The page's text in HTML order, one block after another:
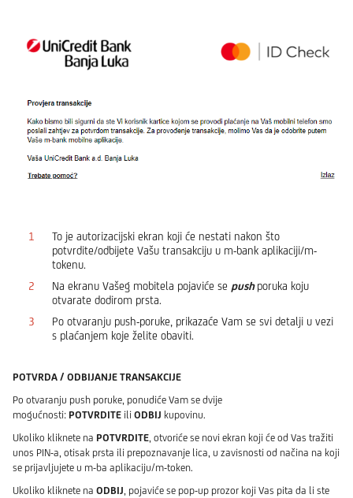
To je autorizacijski ekran koji će nestati nakon što
potvrdite/odbijete Vašu transakciju u m-bank aplikaciji/m-
tokenu.
Na ekranu Vašeg mobitela pojaviće se pushporuka koju
otvarate dodirom prsta.
Po otvaranju push-poruke, prikazaće Vam se svi detalji u vezi
s plaćanjem koje želite obaviti.
POTVRDA / ODBIJANJE TRANSAKCIJE
Po otvaranju push poruke, ponudiće Vam se dvije
mogućnosti: POTVRDITE ili ODBIJ kupovinu.
Ukoliko kliknete na POTVRDITE, otvoriće se novi ekran koji će od Vas tražiti
unos PIN-a, otisak prsta ili prepoznavanje lica, u zavisnosti od načina na koji
se prijavljujete u m-ba aplikaciju/m-token.
Ukoliko kliknete na ODBIJ, pojaviće se pop-up prozor koji Vas pita da li ste